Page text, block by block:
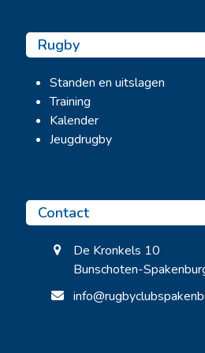
Rugby
Standen en uitslagen
Training
Kalender
Jeugdrugby
Contact
De Kronkels 10
Bunschoten-